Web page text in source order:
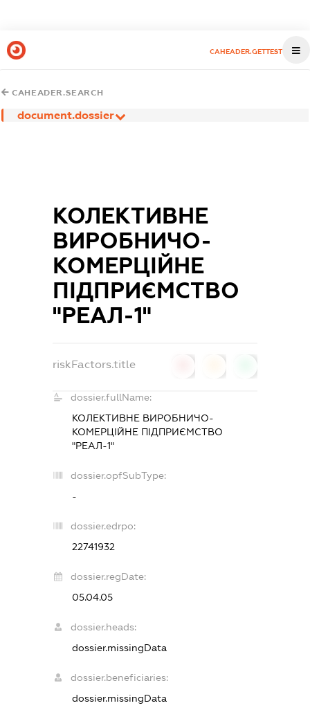
CAHEADER.GETTEST
CAHEADER.SEARCH
document.dossier
КОЛЕКТИВНЕ
ВИРОБНИЧО-
КОМЕРЦІЙНЕ
ПІДПРИЄМСТВО
"РЕАЛ-1"
riskFactors.title
dossier.fullName:
КОЛЕКТИВНЕ ВИРОБНИЧО-
КОМЕРЦІЙНЕ ПІДПРИЄМСТВО
"РЕАЛ-1"
dossier.opfSubType:
-
dossier.edrpo:
22741932
dossier.regDate:
05.04.05
dossier.heads:
dossier.missingData
dossier.beneficiaries:
dossier.missingData